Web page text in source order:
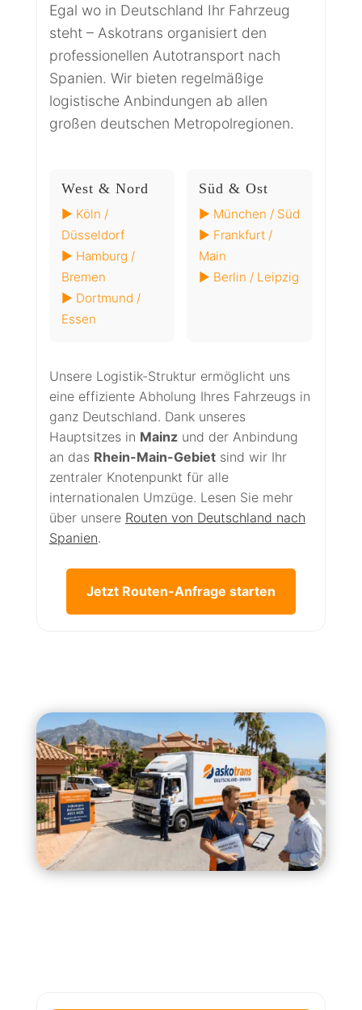
Egal wo in Deutschland Ihr Fahrzeug
steht – Askotrans organisiert den
professionellen Autotransport nach
Spanien. Wir bieten regelmäßige
logistische Anbindungen ab allen
großen deutschen Metropolregionen.
West & Nord
► Köln /
Düsseldorf
► Hamburg /
Bremen
► Dortmund /
Essen
Süd & Ost
► München / Süd
► Frankfurt /
Main
► Berlin / Leipzig
Unsere Logistik-Struktur ermöglicht uns
eine effiziente Abholung Ihres Fahrzeugs in
ganz Deutschland. Dank unseres
Hauptsitzes in Mainzund der Anbindung
an das Rhein-Main-Gebietsind wir Ihr
zentraler Knotenpunkt für alle
internationalen Umzüge. Lesen Sie mehr
über unsere Routen von Deutschland nach
Spanien.
Jetzt Routen-Anfrage starten